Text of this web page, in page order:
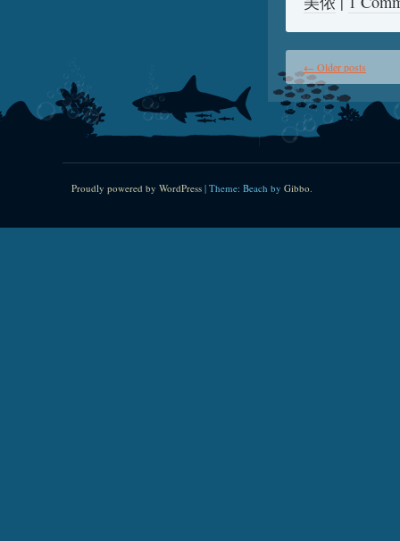
← Older posts
Proudly powered by WordPress | Theme: Beach by Gibbo.